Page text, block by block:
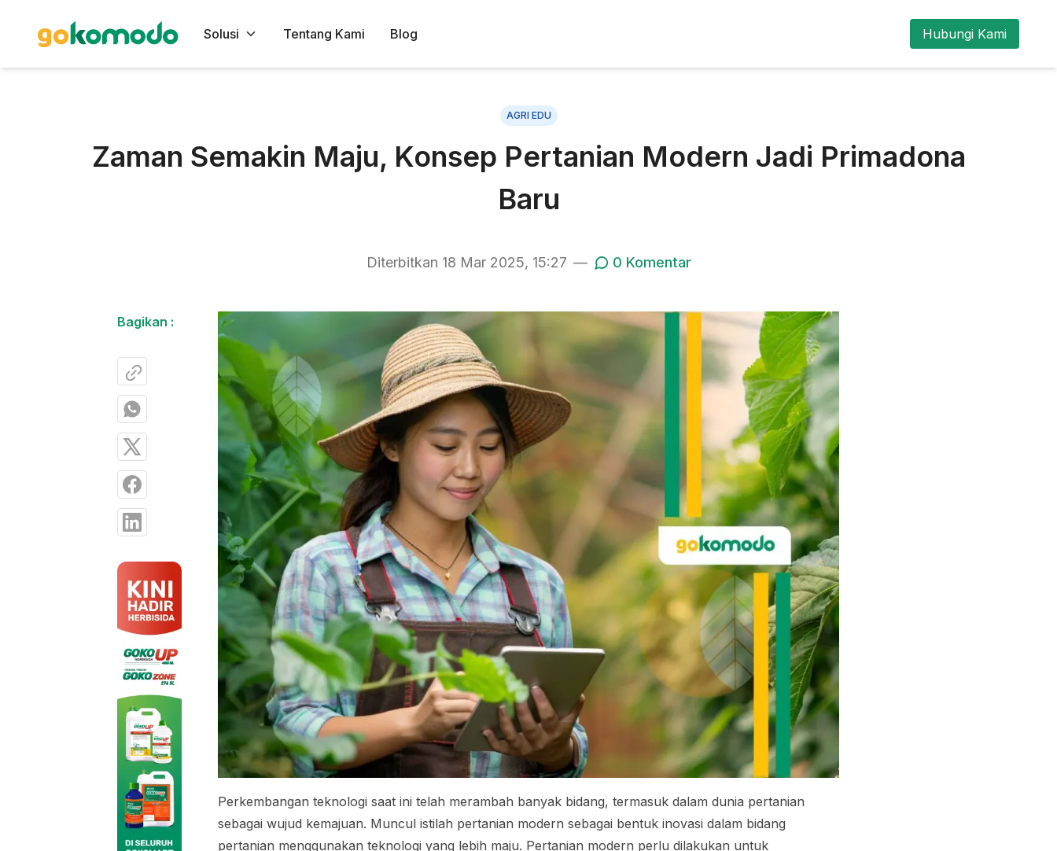
Solusi Tentang Kami Blog Hubungi Kami
AGRI EDU
Zaman Semakin Maju, Konsep Pertanian Modern Jadi Primadona
Baru
Diterbitkan 18 Mar 2025, 15:27 — 0 Komentar
Bagikan :
Perkembangan teknologi saat ini telah merambah banyak bidang, termasuk dalam dunia pertanian
sebagai wujud kemajuan. Muncul istilah pertanian modern sebagai bentuk inovasi dalam bidang
pertanian menggunakan teknologi yang lebih maju. Pertanian modern perlu dilakukan untuk